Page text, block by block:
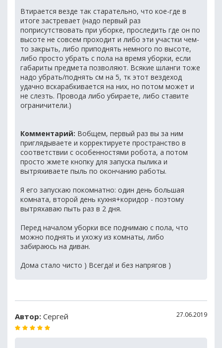
Втирается везде так старательно, что кое-где в
итоге застревает (надо первый раз
поприсутствовать при уборке, проследить где он по
высоте не совсем проходит и либо эти участки чем-
то закрыть, либо приподнять немного по высоте,
либо просто убрать с пола на время уборки, если
габариты предмета позволяют. Всякие шланги тоже
надо убрать/поднять см на 5, тк этот вездеход
удачно вскарабкивается на них, но потом может и
не слезть. Провода либо убираете, либо ставите
ограничители.)
Комментарий: Вобщем, первый раз вы за ним
приглядываете и корректируете пространство в
соответствии с особенностями робота, а потом
просто жмете кнопку для запуска пылика и
вытряхиваете пыль по окончанию работы.
Я его запускаю покомнатно: один день большая
комната, второй день кухня+коридор - поэтому
вытряхаваю пыть раз в 2 дня.
Перед началом уборки все поднимаю с пола, что
можно поднять и ухожу из комнаты, либо
забираюсь на диван.
Дома стало чисто ) Всегда! и без напрягов )
Автор: Сергей 27.06.2019